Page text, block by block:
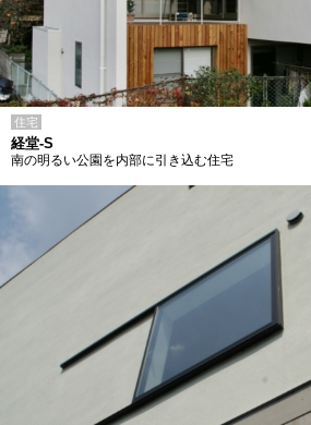
住宅
経堂-S
南の明るい公園を内部に引き込む住宅